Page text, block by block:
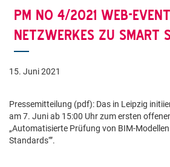
PM NO 4/2021 WEB-
NETZWERKES ZU SMART
15. Juni 2021
Pressemitteilung (pdf): Das in Leipzig
am 7. Juni ab 15:00 Uhr zum ersten
„Automatisierte Prüfung von BIM-
Standards‘”.